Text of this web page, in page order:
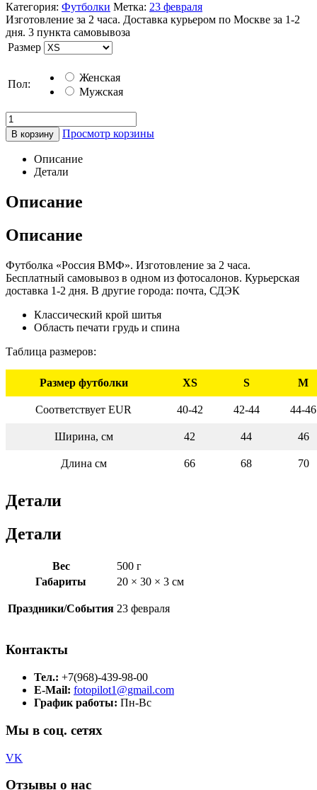
Категория: Футболки Метка: 23 февраля
Изготовление за 2 часа. Доставка курьером по Москве за 1-2
дня. 3 пункта самовывоза
Размер
Пол:
Женская
Мужская
В корзину Просмотр корзины
Описание
Детали
Описание
Описание
Футболка «Россия ВМФ». Изготовление за 2 часа.
Бесплатный самовывоз в одном из фотосалонов. Курьерская
доставка 1-2 дня. В другие города: почта, СДЭК
Классический крой шитья
Область печати грудь и спина
Таблица размеров:
Размер футболки XS S M
Соответствует EUR 40-42 42-44 44-46
Ширина, см 42 44 46
Длина см 66 68 70
Детали
Детали
Вес
500 г
Габариты
20 × 30 × 3 см
Праздники/События 23 февраля
Контакты
Тел.: +7(968)-439-98-00
E-Mail: fotopilot1@gmail.com
График работы: Пн-Вс
Мы в соц. сетях
VK
Отзывы о нас